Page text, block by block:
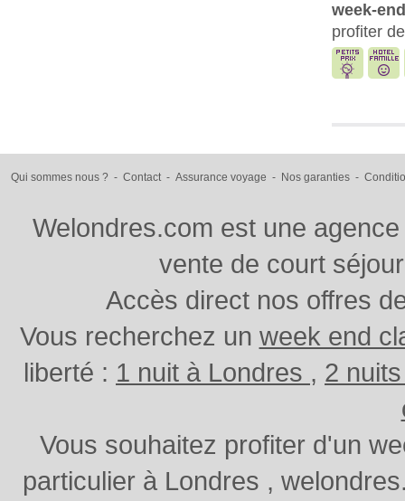
week-
profiter
Qui sommes nous ? - Contact - Assurance voyage - Nos garanties -
Welondres.com est une
vente de court
Accès direct nos offres
Vous recherchez un week end
liberté : 1 nuit à Londres , 2
Vous souhaitez profiter d'un
particulier à Londres ,